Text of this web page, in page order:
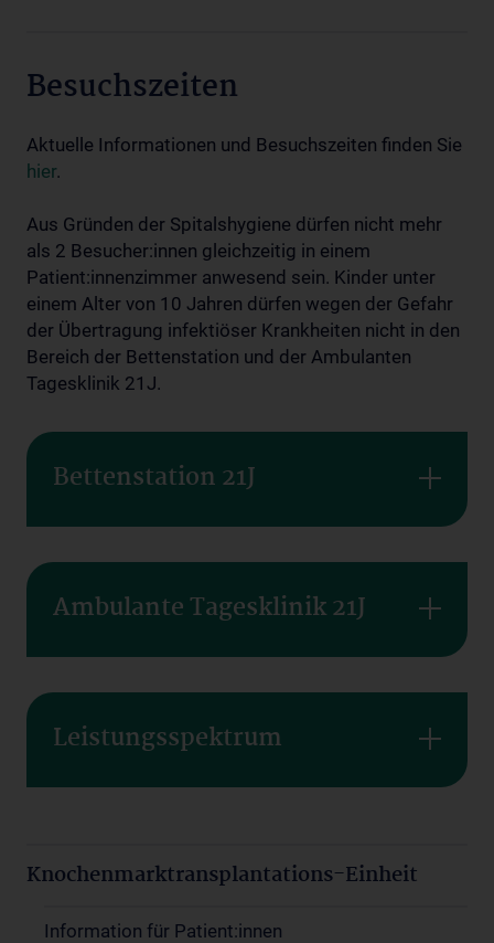
Besuchszeiten
Aktuelle Informationen und Besuchszeiten finden Sie
hier.
Aus Gründen der Spitalshygiene dürfen nicht mehr
als 2 Besucher:innen gleichzeitig in einem
Patient:innenzimmer anwesend sein. Kinder unter
einem Alter von 10 Jahren dürfen wegen der Gefahr
der Übertragung infektiöser Krankheiten nicht in den
Bereich der Bettenstation und der Ambulanten
Tagesklinik 21J.
Bettenstation 21J
Ambulante Tagesklinik 21J
Leistungsspektrum
Knochenmarktransplantations-Einheit
Information für Patient:innen